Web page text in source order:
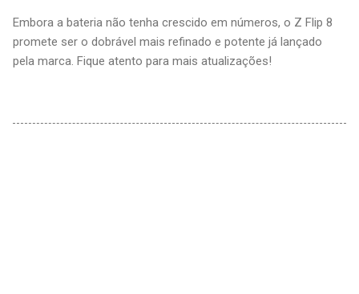
Embora a bateria não tenha crescido em números, o Z Flip 8
promete ser o dobrável mais refinado e potente já lançado
pela marca. Fique atento para mais atualizações!